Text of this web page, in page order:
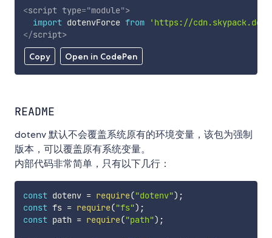
Copy Open in CodePen
<script type="module">
import dotenvForce from
'https://
</script>
README
dotenv 默认不会覆盖系统原有的环境变量，该包为强制
版本，可以覆盖原有系统变量。
内部代码非常简单，只有以下几行：
const dotenv = require("dotenv") ;
const fs = require("fs") ;
const path = require("path") ;